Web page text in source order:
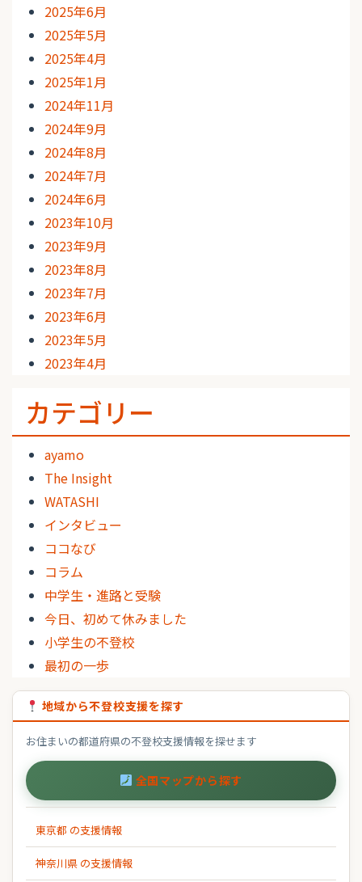
2025年6月
2025年5月
2025年4月
2025年1月
2024年11月
2024年9月
2024年8月
2024年7月
2024年6月
2023年10月
2023年9月
2023年8月
2023年7月
2023年6月
2023年5月
2023年4月
カテゴリー
ayamo
The Insight
WATASHI
インタビュー
ココなび
コラム
中学生・進路と受験
今日、初めて休みました
小学生の不登校
最初の一歩
地域から不登校支援を探す
お住まいの都道府県の不登校支援情報を探せます
全国マップから探す
東京都 の支援情報
神奈川県 の支援情報